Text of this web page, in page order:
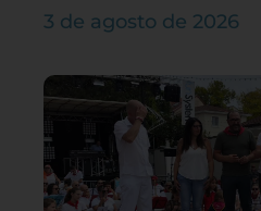
3 de agosto de 2026